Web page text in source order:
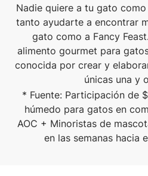
Nadie quiere a tu gato
tanto ayudarte a encontrar
gato como a Fancy
alimento gourmet para
conocida por crear y
únicas una y
* Fuente: Participación de
húmedo para gatos en
AOC + Minoristas de
en las semanas hacia